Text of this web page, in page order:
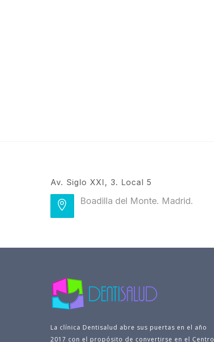
Av. Siglo XXI, 3. Local 5
Boadilla del Monte. Madrid.
La clínica Dentisalud abre sus puertas en el año
2017 con el propósito de convertirse en el Centro